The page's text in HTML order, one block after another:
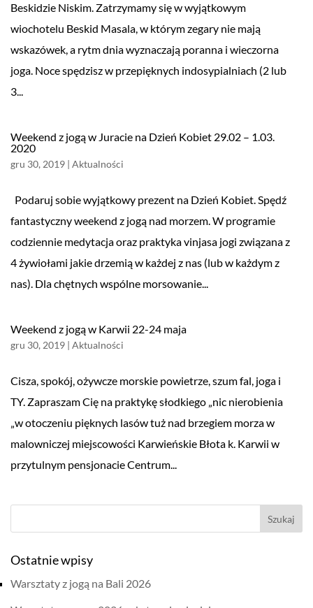
Beskidzie Niskim. Zatrzymamy się w wyjątkowym
wiochotelu Beskid Masala, w którym zegary nie mają
wskazówek, a rytm dnia wyznaczają poranna i wieczorna
joga. Noce spędzisz w przepięknych indosypialniach (2 lub
3...
Weekend z jogą w Juracie na Dzień Kobiet 29.02 – 1.03.
2020
gru 30, 2019 | Aktualności
Podaruj sobie wyjątkowy prezent na Dzień Kobiet. Spędź
fantastyczny weekend z jogą nad morzem. W programie
codziennie medytacja oraz praktyka vinjasa jogi związana z
4 żywiołami jakie drzemią w każdej z nas (lub w każdym z
nas). Dla chętnych wspólne morsowanie...
Weekend z jogą w Karwii 22-24 maja
gru 30, 2019 | Aktualności
Cisza, spokój, ożywcze morskie powietrze, szum fal, joga i
TY. Zapraszam Cię na praktykę słodkiego „nic nierobienia
„w otoczeniu pięknych lasów tuż nad brzegiem morza w
malowniczej miejscowości Karwieńskie Błota k. Karwii w
przytulnym pensjonacie Centrum...
Ostatnie wpisy
Warsztaty z jogą na Bali 2026